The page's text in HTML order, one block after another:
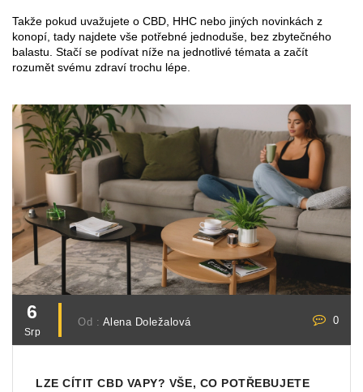
Takže pokud uvažujete o CBD, HHC nebo jiných novinkách z
konopí, tady najdete vše potřebné jednoduše, bez zbytečného
balastu. Stačí se podívat níže na jednotlivé témata a začít
rozumět svému zdraví trochu lépe.
6
Srp
Od : Alena Doležalová 0
LZE CÍTIT CBD VAPY? VŠE, CO POTŘEBUJETE